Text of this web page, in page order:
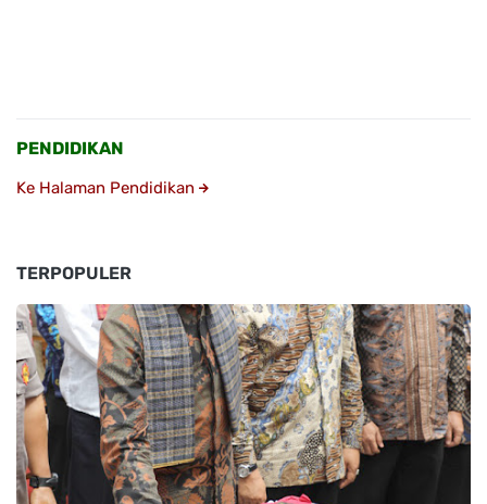
PENDIDIKAN
Ke Halaman Pendidikan
TERPOPULER